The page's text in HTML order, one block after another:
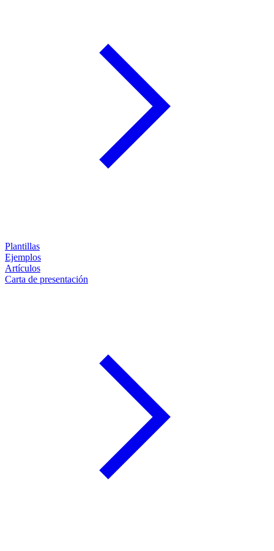
Plantillas
Ejemplos
Artículos
Carta de presentación